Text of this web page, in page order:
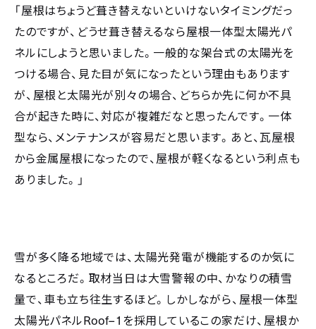
「屋根はちょうど葺き替えないといけないタイミングだっ
たのですが、どうせ葺き替えるなら屋根一体型太陽光パ
ネルにしようと思いました。一般的な架台式の太陽光を
つける場合、見た目が気になったという理由もあります
が、屋根と太陽光が別々の場合、どちらか先に何か不具
合が起きた時に、対応が複雑だなと思ったんです。一体
型なら、メンテナンスが容易だと思います。あと、瓦屋根
から金属屋根になったので、屋根が軽くなるという利点も
ありました。」
雪が多く降る地域では、太陽光発電が機能するのか気に
なるところだ。取材当日は大雪警報の中、かなりの積雪
量で、車も立ち往生するほど。しかしながら、屋根一体型
太陽光パネルRoof–1 を採用しているこの家だけ、屋根か